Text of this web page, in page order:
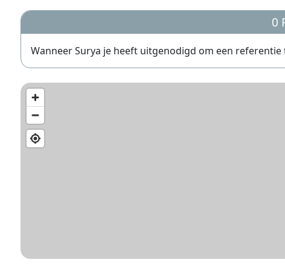
0
Wanneer Surya je heeft uitgenodigd om een